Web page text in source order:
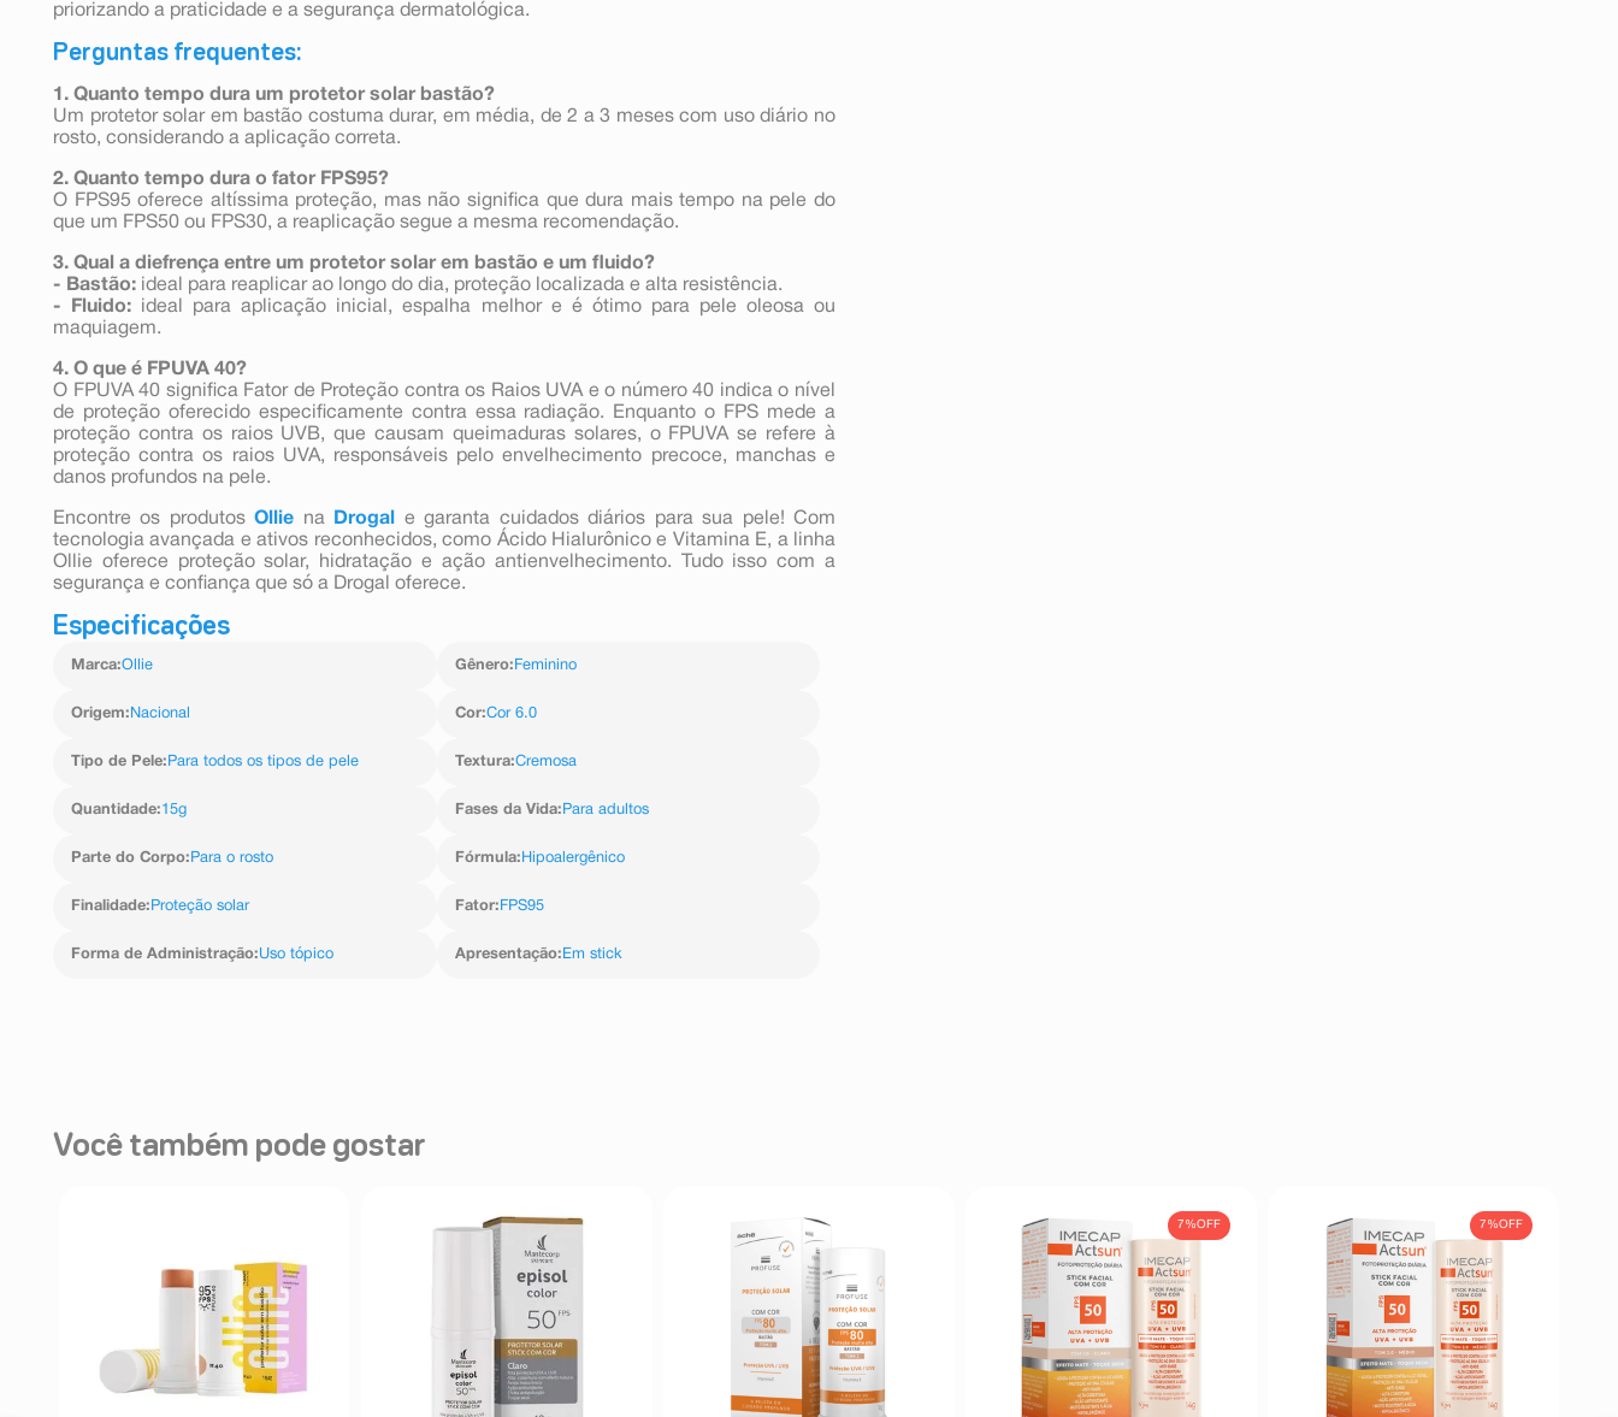
priorizando a praticidade e a segurança dermatológica.
Perguntas frequentes:
1. Quanto tempo dura um protetor solar bastão?
Um protetor solar em bastão costuma durar, em média, de 2 a 3 meses com uso diário no
rosto, considerando a aplicação correta.
2. Quanto tempo dura o fator FPS95?
O FPS95 oferece altíssima proteção, mas não significa que dura mais tempo na pele do
que um FPS50 ou FPS30, a reaplicação segue a mesma recomendação.
3. Qual a diefrença entre um protetor solar em bastão e um fluido?
- Bastão: ideal para reaplicar ao longo do dia, proteção localizada e alta resistência.
- Fluido: ideal para aplicação inicial, espalha melhor e é ótimo para pele oleosa ou
maquiagem.
4. O que é FPUVA 40?
O FPUVA 40 significa Fator de Proteção contra os Raios UVA e o número 40 indica o nível
de proteção oferecido especificamente contra essa radiação. Enquanto o FPS mede a
proteção contra os raios UVB, que causam queimaduras solares, o FPUVA se refere à
proteção contra os raios UVA, responsáveis pelo envelhecimento precoce, manchas e
danos profundos na pele.
Encontre os produtosOllie na Drogal
e garanta cuidados diários para sua pele! Com
tecnologia avançada e ativos reconhecidos, como Ácido Hialurônico e Vitamina E, a linha
Ollie oferece proteção solar, hidratação e ação antienvelhecimento. Tudo isso com a
segurança e confiança que só a Drogal oferece.
Especificações
Marca:Ollie Gênero: Feminino
Origem: Nacional Cor:Cor 6.0
Tipo de Pele: Para todos os tipos de pele Textura:Cremosa
Quantidade:15g Fases da Vida: Para adultos
Parte do Corpo: Para o rosto Fórmula: Hipoalergênico
Finalidade: Proteção solar Fator: FPS95
Forma de Administração:Uso tópico Apresentação: Em stick
Você também pode gostar
7%OFF 7%OFF